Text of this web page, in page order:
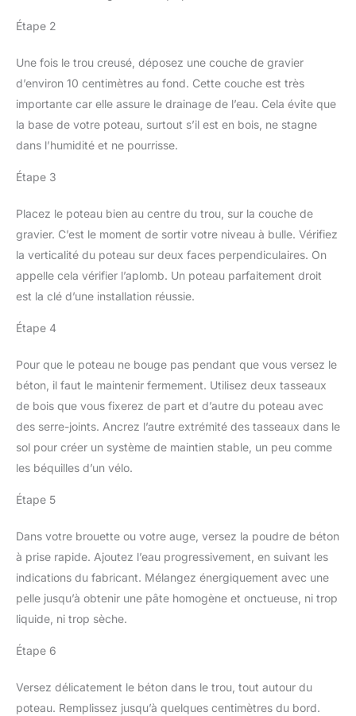
gants de mécanicien ont
un tissu éponge sur le
pouce qui vous permet
d'essuyer la sueur du
ménagers, de la
de la restauration. Les
gants de jardinage pour
femmes et hommes
aident à réduire la fatigue
et permettent de les
utiliser facilement.
d'utilisations, y compris
le bricolage, la
laboratoire et le travail
médical.
l'industrie
vue, demi-masque de
protection jetable et
masque anti-poussière,
les lunettes-masque
conformes aux normes
Fahrenheit,
bleu/transparent.
Lunettes-masque de
protection oculaire
Étape 2
Une fois le trou creusé, déposez une couche de gravier
d’environ 10 centimètres au fond. Cette couche est très
importante car elle assure le drainage de l’eau. Cela évite que
la base de votre poteau, surtout s’il est en bois, ne stagne
dans l’humidité et ne pourrisse.
Étape 3
Placez le poteau bien au centre du trou, sur la couche de
gravier. C’est le moment de sortir votre niveau à bulle. Vérifiez
la verticalité du poteau sur deux faces perpendiculaires. On
appelle cela vérifier l’aplomb. Un poteau parfaitement droit
est la clé d’une installation réussie.
Étape 4
Pour que le poteau ne bouge pas pendant que vous versez le
béton, il faut le maintenir fermement. Utilisez deux tasseaux
de bois que vous fixerez de part et d’autre du poteau avec
des serre-joints. Ancrez l’autre extrémité des tasseaux dans le
sol pour créer un système de maintien stable, un peu comme
les béquilles d’un vélo.
Étape 5
Dans votre brouette ou votre auge, versez la poudre de béton
à prise rapide. Ajoutez l’eau progressivement, en suivant les
indications du fabricant. Mélangez énergiquement avec une
pelle jusqu’à obtenir une pâte homogène et onctueuse, ni trop
liquide, ni trop sèche.
Étape 6
Versez délicatement le béton dans le trou, tout autour du
poteau. Remplissez jusqu’à quelques centimètres du bord.